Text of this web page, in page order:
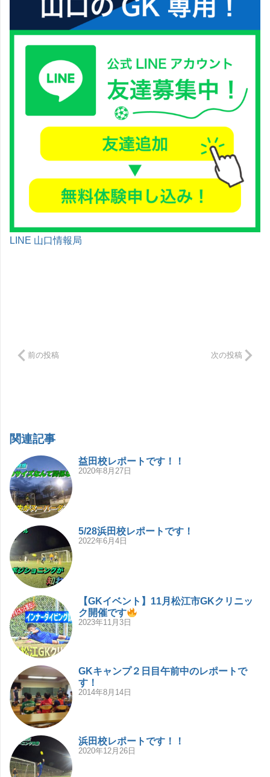
LINE 山口情報局
前の投稿 次の投稿
関連記事
益田校レポートです！！
2020年8月27日
5/28浜田校レポートです！
2022年6月4日
【GKイベント】11月松江市GKクリニッ
ク開催です
2023年11月3日
GKキャンプ２日目午前中のレポートで
す！
2014年8月14日
浜田校レポートです！！
2020年12月26日